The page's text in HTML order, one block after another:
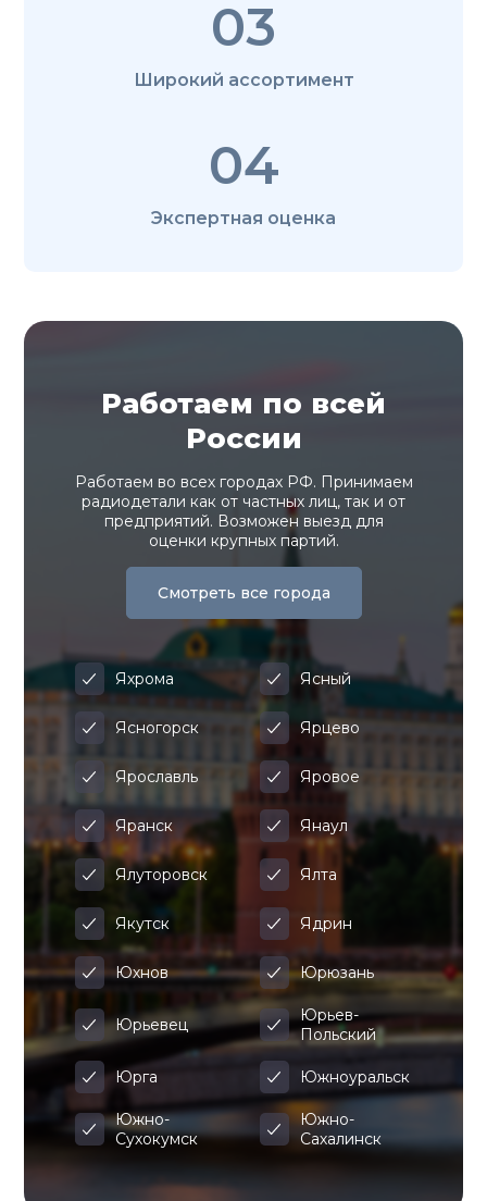
03
Широкий ассортимент
04
Экспертная оценка
Работаем по всей
России
Работаем во всех городах РФ. Принимаем
радиодетали как от частных лиц, так и от
предприятий. Возможен выезд для
оценки крупных партий.
Смотреть все города
Яхрома Ясный
Ясногорск Ярцево
Ярославль Яровое
Яранск Янаул
Ялуторовск Ялта
Якутск Ядрин
Юхнов Юрюзань
Юрьевец
Юрьев-
Польский
Юрга Южноуральск
Южно-
Сухокумск
Южно-
Сахалинск